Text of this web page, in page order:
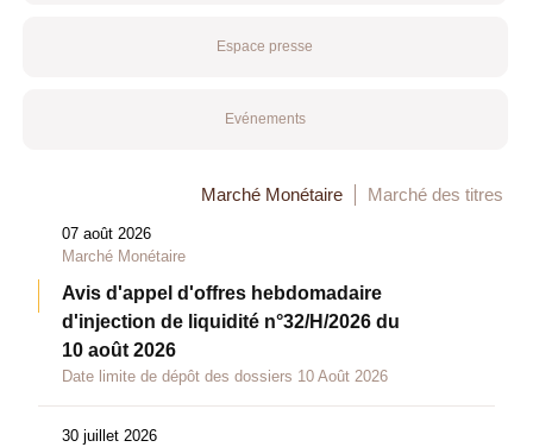
Espace presse
Evénements
Marché Monétaire Marché des titres
07 août 2026
Marché Monétaire
Avis d'appel d'offres hebdomadaire
d'injection de liquidité n°32/H/2026 du
10 août 2026
Date limite de dépôt des dossiers 10 Août 2026
30 juillet 2026